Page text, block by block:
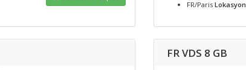
FR/ParisLokasyon
FR VDS 8 GB